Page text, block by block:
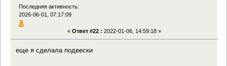
Последняя активность:
2026-06-01, 07:17:09
« Ответ #22 : 2022-01-06, 14:59:18 »
еще я сделала подвески